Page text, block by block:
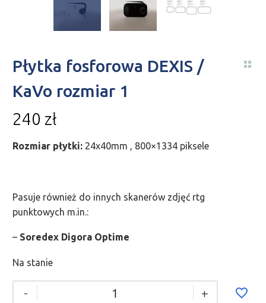
Płytka fosforowa DEXIS /
KaVo rozmiar 1
240 zł
Rozmiar płytki: 24x40mm , 800×1334 piksele
Pasuje również do innych skanerów zdjęć rtg
punktowych m.in.:
– Soredex Digora Optime
Na stanie
- +